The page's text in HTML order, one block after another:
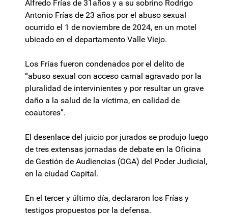
Alfredo Frías de 31años y a su sobrino Rodrigo
Antonio Frías de 23 años por el abuso sexual
ocurrido el 1 de noviembre de 2024, en un motel
ubicado en el departamento Valle Viejo.
Los Frías fueron condenados por el delito de
“abuso sexual con acceso carnal agravado por la
pluralidad de intervinientes y por resultar un grave
daño a la salud de la víctima, en calidad de
coautores”.
El desenlace del juicio por jurados se produjo luego
de tres extensas jornadas de debate en la Oficina
de Gestión de Audiencias (OGA) del Poder Judicial,
en la ciudad Capital.
En el tercer y último día, declararon los Frías y
testigos propuestos por la defensa.